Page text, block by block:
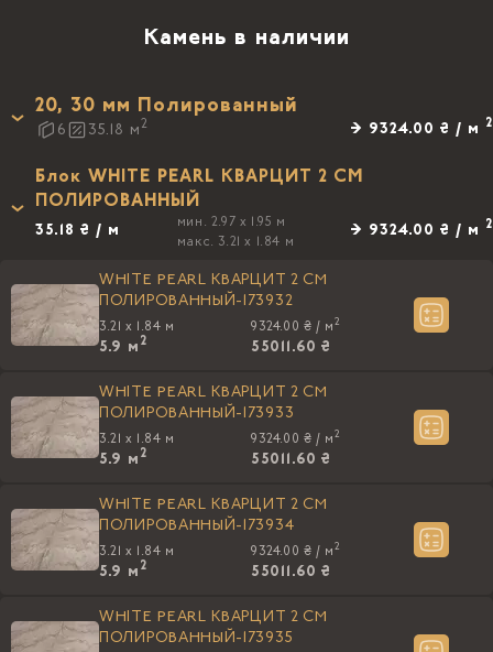
Камень в наличии
20, 30 мм Полированный
6 35.18 м2 → 9324.00 ₴ / м 2
Блок WHITE PEARL КВАРЦИТ 2 СМ
ПОЛИРОВАННЫЙ
35.18 ₴ / м
мин. 2.97 x 1.95 м
макс. 3.21 x 1.84 м
→ 9324.00 ₴ / м 2
WHITE PEARL КВАРЦИТ 2 СМ
ПОЛИРОВАННЫЙ-173932
3.21 x 1.84 м
5.9 м 2
9324.00 ₴ / м 2
55011.60 ₴
WHITE PEARL КВАРЦИТ 2 СМ
ПОЛИРОВАННЫЙ-173933
3.21 x 1.84 м
5.9 м 2
9324.00 ₴ / м 2
55011.60 ₴
WHITE PEARL КВАРЦИТ 2 СМ
ПОЛИРОВАННЫЙ-173934
3.21 x 1.84 м
5.9 м 2
9324.00 ₴ / м 2
55011.60 ₴
WHITE PEARL КВАРЦИТ 2 СМ
ПОЛИРОВАННЫЙ-173935